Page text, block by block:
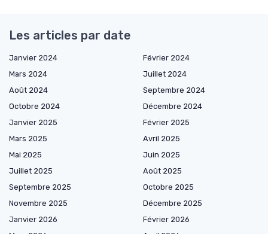
Les articles par date
Janvier 2024
Février 2024
Mars 2024
Juillet 2024
Août 2024
Septembre 2024
Octobre 2024
Décembre 2024
Janvier 2025
Février 2025
Mars 2025
Avril 2025
Mai 2025
Juin 2025
Juillet 2025
Août 2025
Septembre 2025
Octobre 2025
Novembre 2025
Décembre 2025
Janvier 2026
Février 2026